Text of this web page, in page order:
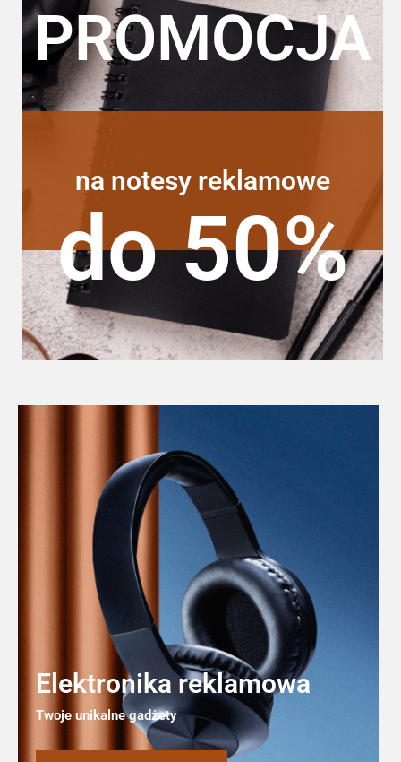
PROMOCJA
na notesy reklamowe
do 50%
Elektronika reklamowa
Twoje unikalne gadżety